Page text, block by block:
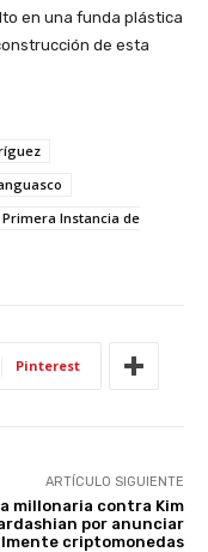
en una funda plástica
de esta
Instancia de
Pinterest
ARTÍCULO SIGUIENTE
millonaria contra Kim
por anunciar
criptomonedas